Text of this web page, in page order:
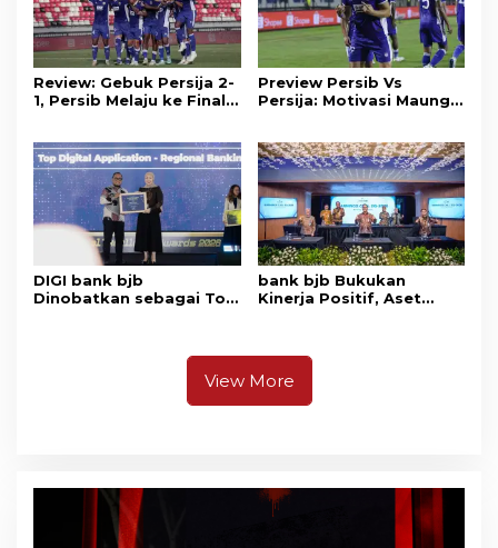
Review: Gebuk Persija 2-
1, Persib Melaju ke Final
Preview Persib Vs
Persija: Motivasi Maung
DIGI bank bjb
Dinobatkan sebagai Top
bank bjb Bukukan
Kinerja Positif, Aset
View More